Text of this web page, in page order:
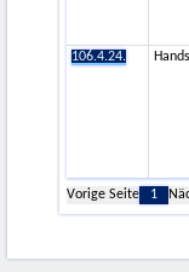
106.4.24.
Vorige Seite
1